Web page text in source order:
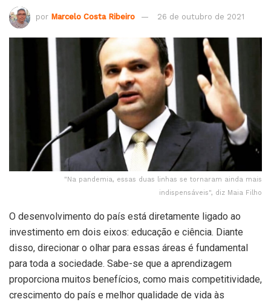
por Marcelo Costa Ribeiro 26 de outubro de 2021
"Na pandemia, essas duas linhas se tornaram ainda mais
indispensáveis", diz Maia Filho
O desenvolvimento do país está diretamente ligado ao
investimento em dois eixos: educação e ciência. Diante
disso, direcionar o olhar para essas áreas é fundamental
para toda a sociedade. Sabe-se que a aprendizagem
proporciona muitos benefícios, como mais competitividade,
crescimento do país e melhor qualidade de vida às